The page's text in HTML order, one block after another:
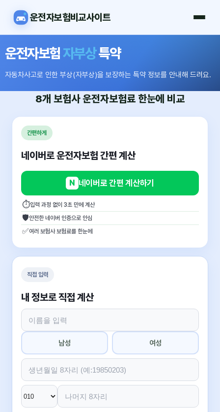
운전자보험비교사이트
운전자보험자부상특약
자동차사고로 인한 부상(자부상)을 보장하는 특약 정보를 안내해 드려요.
8개 보험사운전자보험료 한눈에 비교
간편하게
네이버로 운전자보험 간편 계산
N 네이버로 간편 계산하기
⏱입력 과정 없이 3초 만에 계산
🛡안전한 네이버 인증으로 안심
✅여러 보험사 보험료를 한눈에
직접 입력
내 정보로 직접 계산
남성 여성